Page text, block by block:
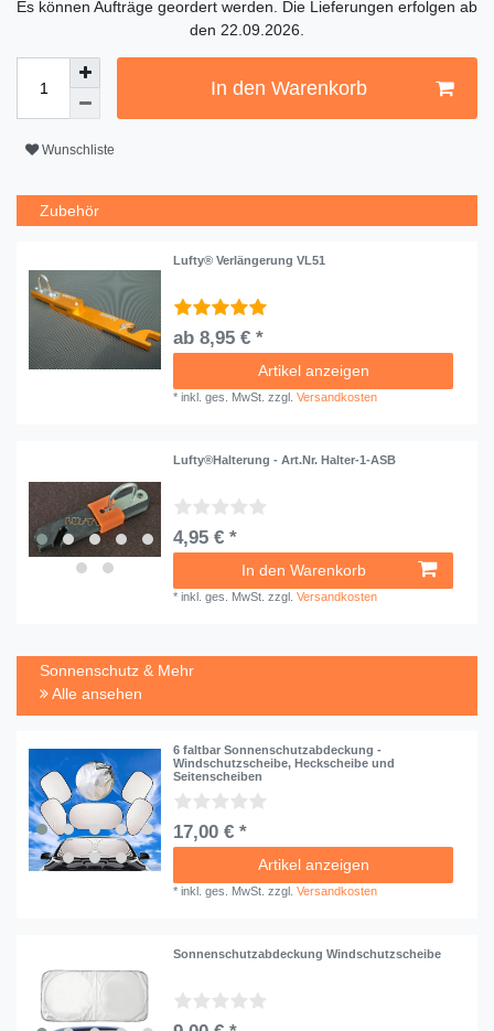
Es können Aufträge geordert werden. Die Lieferungen erfolgen ab
den 22.09.2026.
In den Warenkorb
Wunschliste
Zubehör
Lufty® Verlängerung VL51
ab 8,95 € *
Artikel anzeigen
*inkl. ges. MwSt. zzgl.Versandkosten
Lufty®Halterung - Art.Nr. Halter-1-ASB
4,95 € *
In den Warenkorb
*inkl. ges. MwSt. zzgl.Versandkosten
Sonnenschutz & Mehr
Alle ansehen
6 faltbar Sonnenschutzabdeckung -
Windschutzscheibe, Heckscheibe und
Seitenscheiben
17,00 € *
Artikel anzeigen
*inkl. ges. MwSt. zzgl.Versandkosten
Sonnenschutzabdeckung Windschutzscheibe